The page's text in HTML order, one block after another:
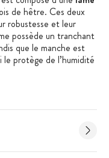
de hêtre. Ces deux
robustesse et leur
possède un tranchant
que le manche est
protège de l’humidité
de cuisinedurables